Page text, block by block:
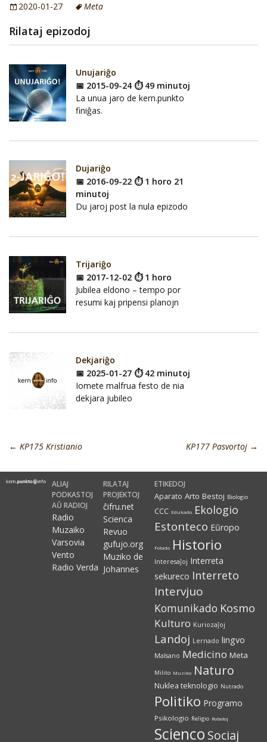
2020-01-27 Meta
Rilataj epizodoj
Unujariĝo
📅 2015-09-24 ⏱ 49 minutoj
La unua jaro de kern.punkto
finiĝas.
Dujariĝo
📅 2016-09-22 ⏱ 1 horo 21
minutoj
Du jaroj post la nula epizodo
Trijariĝo
📅 2017-12-02 ⏱ 1 horo
Jubilea eldono – tempo por
resumi kaj pripensi planojn
Dekjariĝo
📅 2025-01-27 ⏱ 42 minutoj
Iomete malfrua festo de nia
dekjara jubileo
← KP175 Kristianio KP177 Pasvortoj →
ALIAJ
PODKASTOJ
AŬ RADIOJ
Radio
Muzaiko
Varsovia
Vento
Radio Verda
RILATAJ
PROJEKTOJ
ĉifru.net
Scienca
Revuo
gufujo.org
Muziko de
Johannes
ETIKEDOJ
Aparato Arto Bestoj Biologio
CCC Edukado Ekologio
Estonteco Eŭropo
Fotado Historio
Interesaĵoj Interreta
sekureco Interreto
Intervjuo
Komunikado Kosmo
Kulturo Kuriozaĵoj
Landoj Lernado lingvo
Malsano Medicino Meta
Milito Muziko Naturo
Nuklea teknologio Nutrado
Politiko Programo
Psikologio Religio Robotoj
Scienco Sociaj